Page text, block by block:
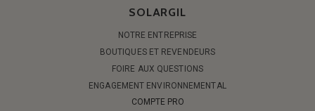
SOLARGIL
NOTRE ENTREPRISE
BOUTIQUES ET REVENDEURS
FOIRE AUX QUESTIONS
ENGAGEMENT ENVIRONNEMENTAL
COMPTE PRO